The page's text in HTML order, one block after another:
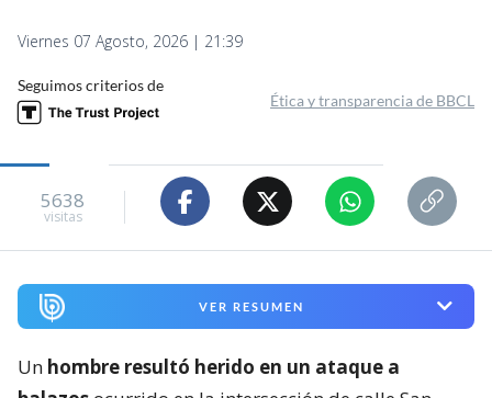
Viernes 07 Agosto, 2026 | 21:39
Seguimos criterios de
Ética y transparencia de BBCL
5638
visitas
VER RESUMEN
Un hombre resultó herido en un ataque a